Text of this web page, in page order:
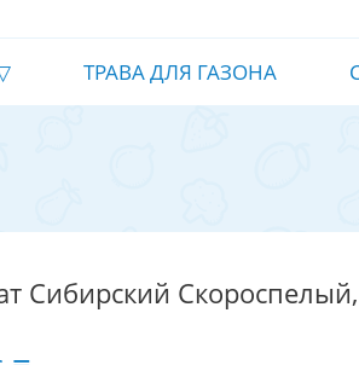
ТРАВА ДЛЯ ГАЗОНА
Сибирский